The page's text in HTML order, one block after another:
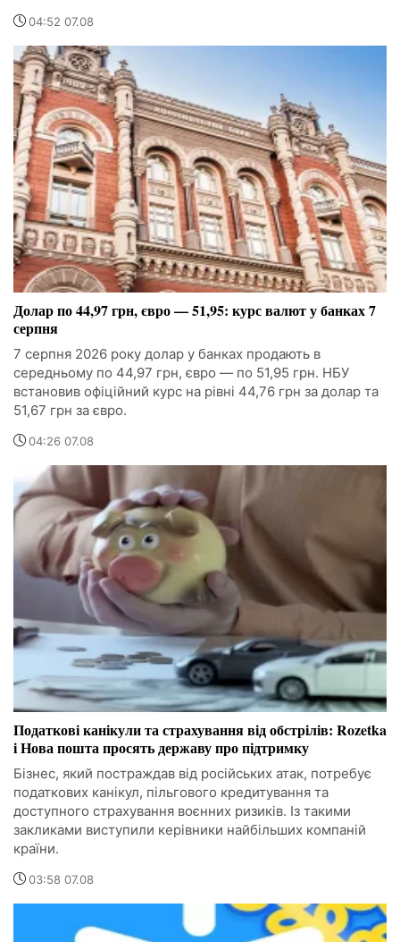
04:52 07.08
Долар по 44,97 грн, євро — 51,95: курс валют у банках 7
серпня
7 серпня 2026 року долар у банках продають в
середньому по 44,97 грн, євро — по 51,95 грн. НБУ
встановив офіційний курс на рівні 44,76 грн за долар та
51,67 грн за євро.
04:26 07.08
Податкові канікули та страхування від обстрілів: Rozetka
і Нова пошта просять державу про підтримку
Бізнес, який постраждав від російських атак, потребує
податкових канікул, пільгового кредитування та
доступного страхування воєнних ризиків. Із такими
закликами виступили керівники найбільших компаній
країни.
03:58 07.08